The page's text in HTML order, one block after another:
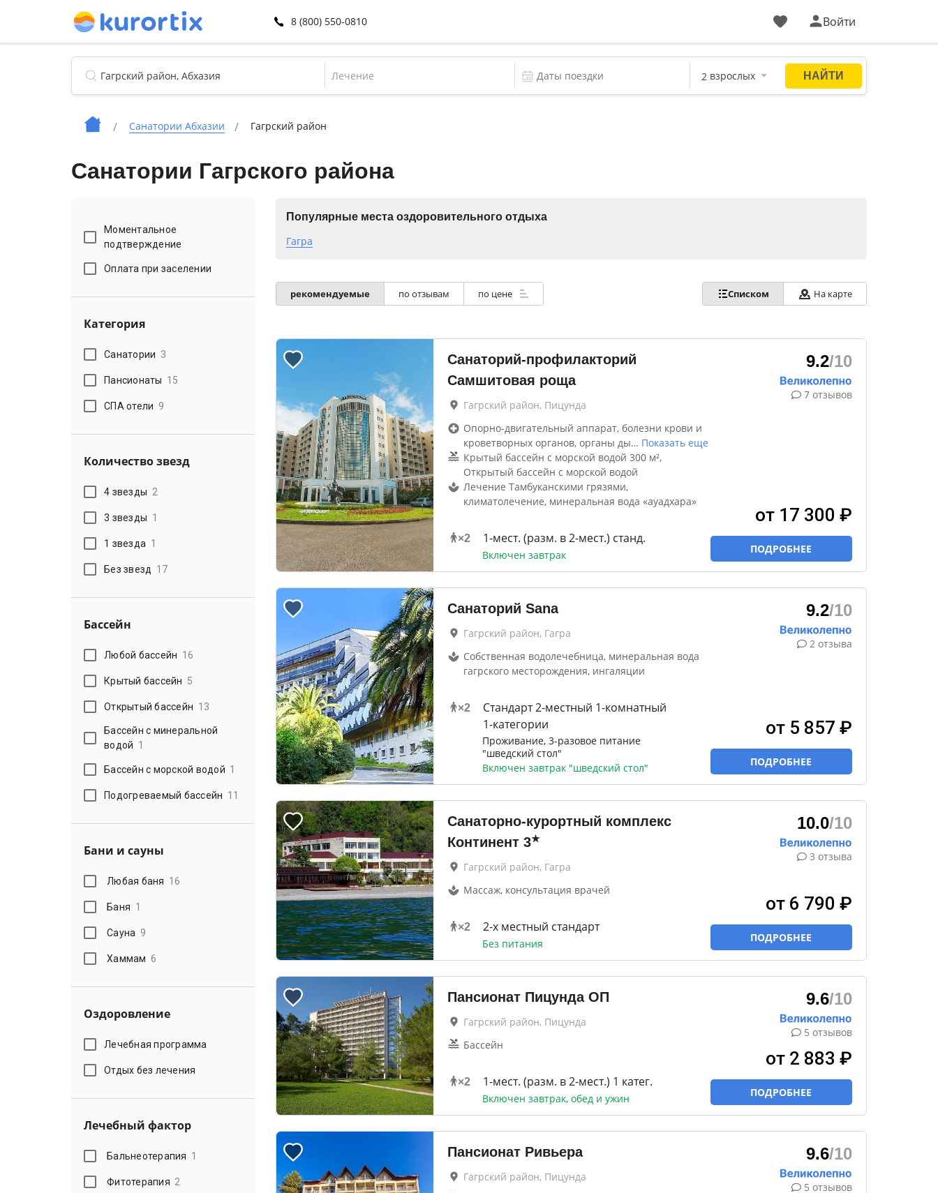
8 (800) 550-0810 Войти
Лечение
Санатории Абхазии Гагрский район
Санатории Гагрского района
Моментальное
подтверждение
Оплата при заселении
Категория
Санатории 3
Пансионаты 15
СПА отели 9
Количество звезд
4 звезды 2
3 звезды 1
1 звезда 1
Без звезд 17
Бассейн
Любой бассейн 16
Крытый бассейн 5
Открытый бассейн 13
Бассейн с минеральной
водой 1
Бассейн с морской водой 1
Подогреваемый бассейн 11
Бани и сауны
Любая баня 16
Баня 1
Сауна 9
Хаммам 6
Оздоровление
Лечебная программа
Отдых без лечения
Лечебный фактор
Бальнеотерапия 1
Фитотерапия 2
Популярные места оздоровительного отдыха
Гагра
рекомендуемые по отзывам по цене Списком На карте
Санаторий-профилакторий
Самшитовая роща
Гагрский район, Пицунда
Опорно-двигательный аппарат, болезни крови и
кроветворных органов, органы ды… Показать еще
Крытый бассейн с морской водой 300 м²,
Открытый бассейн с морской водой
Лечение Тамбуканскими грязями,
климатолечение, минеральная вода «ауадхара»
×2 1-мест. (разм. в 2-мест.) станд.
Включен завтрак
9.2/10
7 отзывов
от 17 300 ₽
ПОДРОБНЕЕ
Санаторий Sana
Гагрский район, Гагра
Собственная водолечебница, минеральная вода
гагрского месторождения, ингаляции
×2
Стандарт 2-местный 1-комнатный
1-категории
Проживание, 3-разовое питание
"шведский стол"
Включен завтрак "шведский стол"
9.2/10
2 отзыва
от 5 857 ₽
ПОДРОБНЕЕ
Санаторно-курортный комплекс
Континент 3★
Гагрский район, Гагра
Массаж, консультация врачей
×2 2-x местный стандарт
Без питания
10.0/10
3 отзыва
от 6 790 ₽
ПОДРОБНЕЕ
Пансионат Пицунда ОП
Гагрский район, Пицунда
Бассейн
×2 1-мест. (разм. в 2-мест.) 1 катег.
Включен завтрак, обед и ужин
9.6/10
5 отзывов
от 2 883 ₽
ПОДРОБНЕЕ
Пансионат Ривьера
Гагрский район, Пицунда
9.6/10
5 отзывов